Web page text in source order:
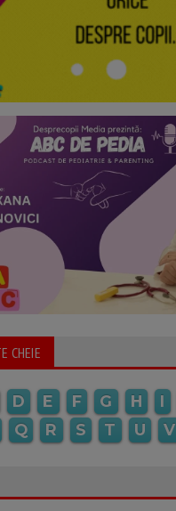
CHEIE
D E F G H I
Q R S T U V